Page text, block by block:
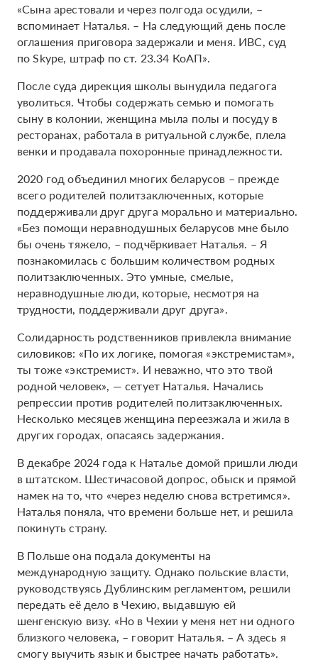
«Сына арестовали и через полгода осудили, –
вспоминает Наталья. – На следующий день после
оглашения приговора задержали и меня. ИВС, суд
по Skype, штраф по ст. 23.34 КоАП».
После суда дирекция школы вынудила педагога
уволиться. Чтобы содержать семью и помогать
сыну в колонии, женщина мыла полы и посуду в
ресторанах, работала в ритуальной службе, плела
венки и продавала похоронные принадлежности.
2020 год объединил многих беларусов – прежде
всего родителей политзаключенных, которые
поддерживали друг друга морально и материально.
«Без помощи неравнодушных беларусов мне было
бы очень тяжело, – подчёркивает Наталья. – Я
познакомилась с большим количеством родных
политзаключенных. Это умные, смелые,
неравнодушные люди, которые, несмотря на
трудности, поддерживали друг друга».
Солидарность родственников привлекла внимание
силовиков: «По их логике, помогая «экстремистам»,
ты тоже «экстремист». И неважно, что это твой
родной человек», — сетует Наталья. Начались
репрессии против родителей политзаключенных.
Несколько месяцев женщина переезжала и жила в
других городах, опасаясь задержания.
В декабре 2024 года к Наталье домой пришли люди
в штатском. Шестичасовой допрос, обыск и прямой
намек на то, что «через неделю снова встретимся».
Наталья поняла, что времени больше нет, и решила
покинуть страну.
В Польше она подала документы на
международную защиту. Однако польские власти,
руководствуясь Дублинским регламентом, решили
передать её дело в Чехию, выдавшую ей
шенгенскую визу. «Но в Чехии у меня нет ни одного
близкого человека, – говорит Наталья. – А здесь я
смогу выучить язык и быстрее начать работать».